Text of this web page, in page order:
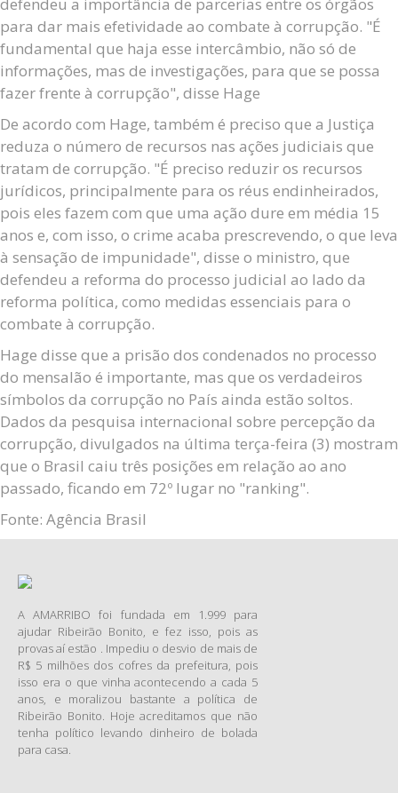
para dar mais efetividade ao combate à corrupção. "É
fundamental que haja esse intercâmbio, não só de
informações, mas de investigações, para que se possa
fazer frente à corrupção", disse Hage
De acordo com Hage, também é preciso que a Justiça
reduza o número de recursos nas ações judiciais que
tratam de corrupção. "É preciso reduzir os recursos
jurídicos, principalmente para os réus endinheirados,
pois eles fazem com que uma ação dure em média 15
anos e, com isso, o crime acaba prescrevendo, o que leva
à sensação de impunidade", disse o ministro, que
defendeu a reforma do processo judicial ao lado da
reforma política, como medidas essenciais para o
combate à corrupção.
Hage disse que a prisão dos condenados no processo
do mensalão é importante, mas que os verdadeiros
símbolos da corrupção no País ainda estão soltos.
Dados da pesquisa internacional sobre percepção da
corrupção, divulgados na última terça-feira (3) mostram
que o Brasil caiu três posições em relação ao ano
passado, ficando em 72º lugar no "ranking".
Fonte: Agência Brasil
A AMARRIBO foi fundada em 1.999 para
ajudar Ribeirão Bonito, e fez isso, pois as
provas aí estão . Impediu o desvio de mais de
R$ 5 milhões dos cofres da prefeitura, pois
isso era o que vinha acontecendo a cada 5
anos, e moralizou bastante a política de
Ribeirão Bonito. Hoje acreditamos que não
tenha político levando dinheiro de bolada
para casa.